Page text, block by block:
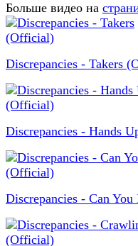
Больше видео на
Discrepancies - Takers
Discrepancies - Hands
Discrepancies - Can